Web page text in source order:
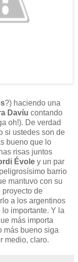
?) haciendo una
Davíu contando
oh!). De verdad
si ustedes son de
bueno que lo
risas juntos
Évole y un par
barrio
mantuvo con su
de
a los argentinos
importante. Y la
más importa
más bueno siga
medio, claro.